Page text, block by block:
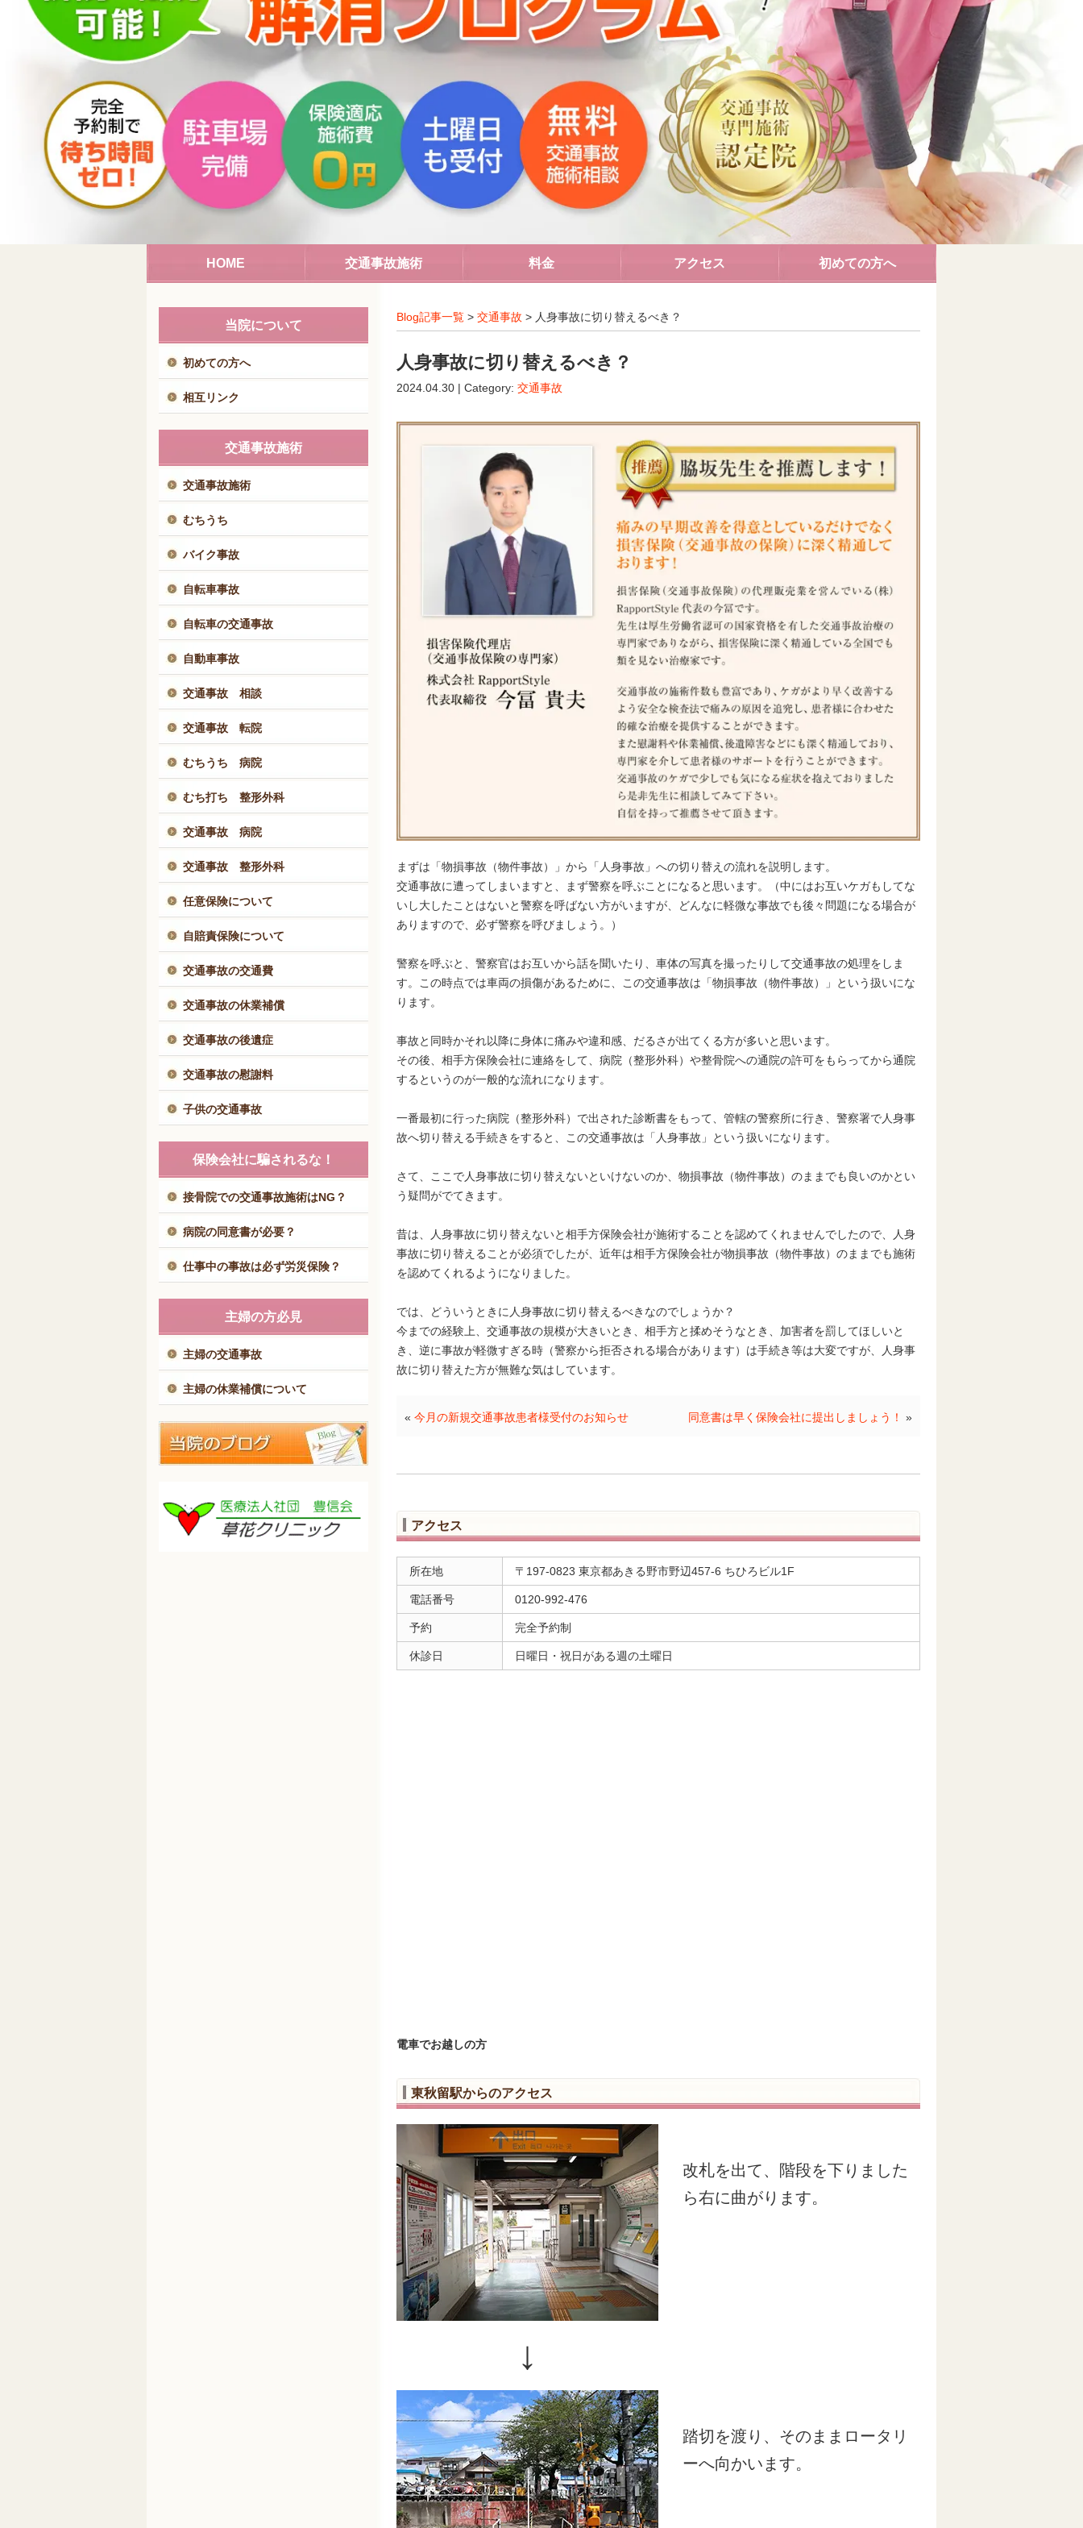
HOME 交通事故施術 料金 アクセス 初めての方へ
Blog記事一覧 > 交通事故 > 人身事故に切り替えるべき？
人身事故に切り替えるべき？
2024.04.30 | Category: 交通事故
まずは「物損事故（物件事故）」から「人身事故」への切り替えの流れを説明します。
交通事故に遭ってしまいますと、まず警察を呼ぶことになると思います。（中にはお互いケガもしてな
いし大したことはないと警察を呼ばない方がいますが、どんなに軽微な事故でも後々問題になる場合が
ありますので、必ず警察を呼びましょう。）
警察を呼ぶと、警察官はお互いから話を聞いたり、車体の写真を撮ったりして交通事故の処理をしま
す。この時点では車両の損傷があるために、この交通事故は「物損事故（物件事故）」という扱いにな
ります。
事故と同時かそれ以降に身体に痛みや違和感、だるさが出てくる方が多いと思います。
その後、相手方保険会社に連絡をして、病院（整形外科）や整骨院への通院の許可をもらってから通院
するというのが一般的な流れになります。
一番最初に行った病院（整形外科）で出された診断書をもって、管轄の警察所に行き、警察署で人身事
故へ切り替える手続きをすると、この交通事故は「人身事故」という扱いになります。
さて、ここで人身事故に切り替えないといけないのか、物損事故（物件事故）のままでも良いのかとい
う疑問がでてきます。
昔は、人身事故に切り替えないと相手方保険会社が施術することを認めてくれませんでしたので、人身
事故に切り替えることが必須でしたが、近年は相手方保険会社が物損事故（物件事故）のままでも施術
を認めてくれるようになりました。
では、どういうときに人身事故に切り替えるべきなのでしょうか？
今までの経験上、交通事故の規模が大きいとき、相手方と揉めそうなとき、加害者を罰してほしいと
き、逆に事故が軽微すぎる時（警察から拒否される場合があります）は手続き等は大変ですが、人身事
故に切り替えた方が無難な気はしています。
同意書は早く保険会社に提出しましょう！ »
« 今月の新規交通事故患者様受付のお知らせ
アクセス
所在地 〒197-0823 東京都あきる野市野辺457-6 ちひろビル1F
電話番号 0120-992-476
予約 完全予約制
休診日 日曜日・祝日がある週の土曜日
電車でお越しの方
東秋留駅からのアクセス
改札を出て、階段を下りました
ら右に曲がります。
↓
踏切を渡り、そのままロータリ
ーへ向かいます。
当院について
初めての方へ
相互リンク
交通事故施術
交通事故施術
むちうち
バイク事故
自転車事故
自転車の交通事故
自動車事故
交通事故 相談
交通事故 転院
むちうち 病院
むち打ち 整形外科
交通事故 病院
交通事故 整形外科
任意保険について
自賠責保険について
交通事故の交通費
交通事故の休業補償
交通事故の後遺症
交通事故の慰謝料
子供の交通事故
保険会社に騙されるな！
接骨院での交通事故施術はNG？
病院の同意書が必要？
仕事中の事故は必ず労災保険？
主婦の方必見
主婦の交通事故
主婦の休業補償について